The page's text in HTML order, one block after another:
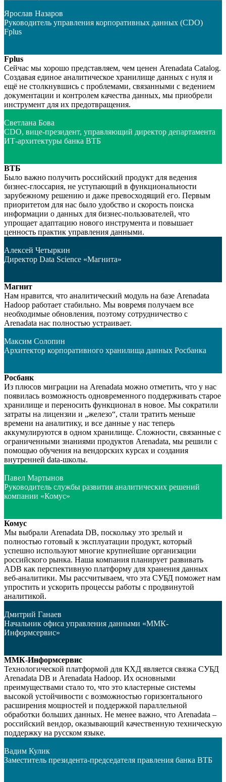
Ярослав Назаров
Руководитель управления корпоративных данных (CDO)
Fplus
Fplus
Сейчас мы хорошо представляем, чем ценен Arenadata Catalog.
Создавая единое аналитическое хранилище данных с нуля и
ещё не столкнувшись с проблемами, связанными с ведением
документации и контролем качества данных, мы приобрели
инструмент для их предотвращения.
Светлана Бова
CDO, вице-президент, управляющий директор департамента
ИТ-архитектуры банка ВТБ
ВТБ
Было важно получить российский продукт для ведения
бизнес-глоссария, не уступающий в функциональности
зарубежному решению и даже превосходящий его. Первым
приоритетом для нас было удобство и скорость поиска
информации о данных для бизнес-пользователей, что
упрощает адаптацию нового инструмента и повышает
ценность практик управления данными.
Алексей Четыркин
Директор Data Science «Магнита»
Магнит
Нам нравится, что аналитический модуль на базе Arenadata
Hadoop работает стабильно. Мы вовремя получаем все
необходимые обновления, поэтому сотрудничество с
Arenadata нас полностью устраивает.
Максим Солопин
Архитектор корпоративного хранилища данных Росбанка
Росбанк
Из плюсов миграции на Arenadata можно отметить, что у нас
появилась возможность одновременного поддерживать старое
хранилище и переносить функционал в новое. Мы сократили
затраты на лицензии и „железо“, стали тратить меньше
времени на аналитику, и все данные у нас теперь
аккумулируются в одном хранилище. Сложности, связанные с
ограниченными знаниями продуктов Arenadata, мы решили с
помощью обучения на вендорских курсах и создания
внутренней data-школы.
Павел Мартынов
Руководитель службы развития аналитических решений
компании «Комус»
Комус
Мы выбрали Arenadata DB, поскольку это зрелый и
полностью готовый к эксплуатации продукт, который
успешно используют многие крупнейшие организации
российского рынка. Наша компания планирует развивать
ADB как перспективную платформу для хранения данных
веб-аналитики. Мы рассчитываем, что эта СУБД поможет нам
упростить и ускорить процессы работы с продвинутой
аналитикой.
Дмитрий Ганаев
Начальник офиса управления данными «ММК-
Информсервис»
ММК-Информсервис
Технологической платформой для КХД является связка СУБД
Arenadata DB и Arenadata Hadoop. Их основными
преимуществами стало то, что это кластерные системы
высокой устойчивости с возможностью горизонтального
расширения мощностей и поддержкой параллельной
обработки больших данных. Не менее важно, что Arenadata –
российский вендор, оказывающий качественную техническую
поддержку на русском языке.
Вадим Кулик
Заместитель президента-председателя правления банка ВТБ